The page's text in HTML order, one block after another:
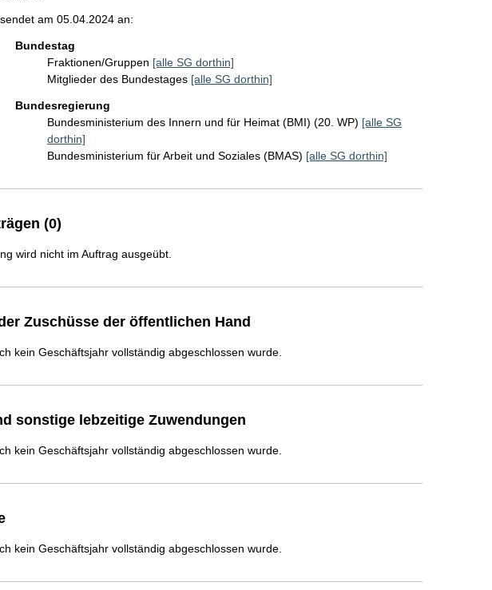
am 05.04.2024 an:
Bundestag
Fraktionen/Gruppen [alle SG dorthin]
Mitglieder des Bundestages [alle SG dorthin]
Bundesregierung
Bundesministerium des Innern und für Heimat (BMI) (20. WP) [alle SG
dorthin]
Bundesministerium für Arbeit und Soziales (BMAS) [alle SG dorthin]
(0)
wird nicht im Auftrag ausgeübt.
Zuschüsse der öffentlichen Hand
kein Geschäftsjahr vollständig abgeschlossen wurde.
sonstige lebzeitige Zuwendungen
kein Geschäftsjahr vollständig abgeschlossen wurde.
kein Geschäftsjahr vollständig abgeschlossen wurde.